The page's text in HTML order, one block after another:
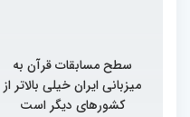
سطح مسابقات قرآن به
میزبانی ایران خیلی بالاتر از
کشورهای دیگر است